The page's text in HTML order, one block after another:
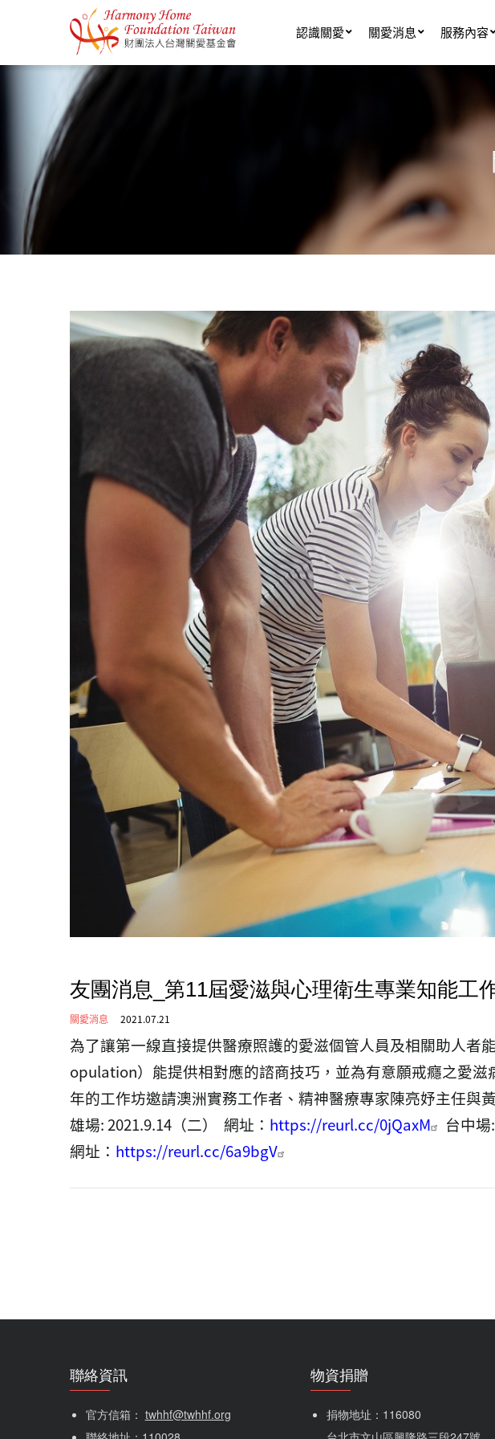
認識關愛 關愛消息 服務內容
友團消息_第11屆愛滋與心理衛生專業知能工
關愛消息 2021.07.21
為了讓第一線直接提供醫療照護的愛滋個管人員及相關助人者
opulation）能提供相對應的諮商技巧，並為有意願戒癮之愛
年的工作坊邀請澳洲實務工作者、精神醫療專家陳亮妤主任與
雄場: 2021.9.14 （二） 網址： https://reurl.cc/0jQaxM 台中場
網址： https://reurl.cc/6a9bgV
聯絡資訊
官方信箱： twhhf@twhhf.org
物資捐贈
捐物地址：116080